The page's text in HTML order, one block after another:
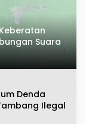
Suara
Denda
Ilegal